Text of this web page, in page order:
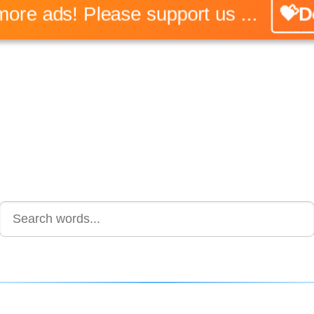
more ads! Please support us ...